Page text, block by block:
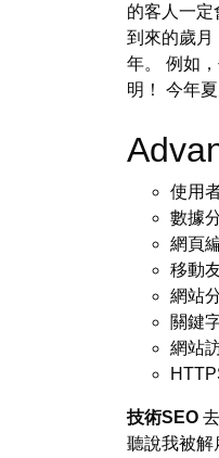
的客人一定
到來的歲月
年。 例如
明！ 今年
使用
數據
網頁
移動
網站
關鍵
網站
技術SEO
聽說我被解